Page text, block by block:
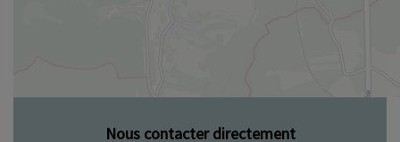
Nous contacter directement